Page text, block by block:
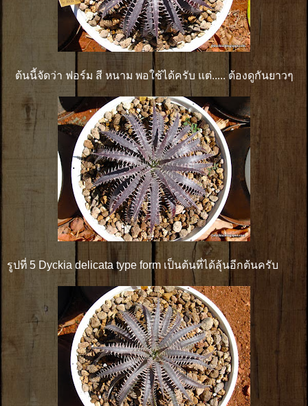
ต้นนี้จัดว่า ฟอร์ม สี หนาม พอใช้ได้ครับ แต่..... ต้องดูกันยาวๆ
รูปที่ 5 Dyckia delicata type form เป็นต้นที่ได้ลุ้นอีกต้นครับ